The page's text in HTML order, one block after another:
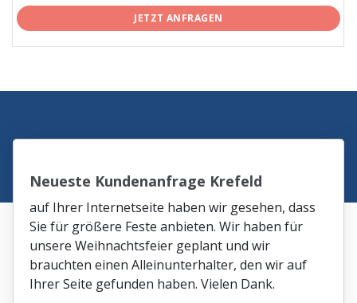
JETZT ANFRAGEN
Neueste Kundenanfrage Krefeld
auf Ihrer Internetseite haben wir gesehen, dass
Sie für größere Feste anbieten. Wir haben für
unsere Weihnachtsfeier geplant und wir
brauchten einen Alleinunterhalter, den wir auf
Ihrer Seite gefunden haben. Vielen Dank.